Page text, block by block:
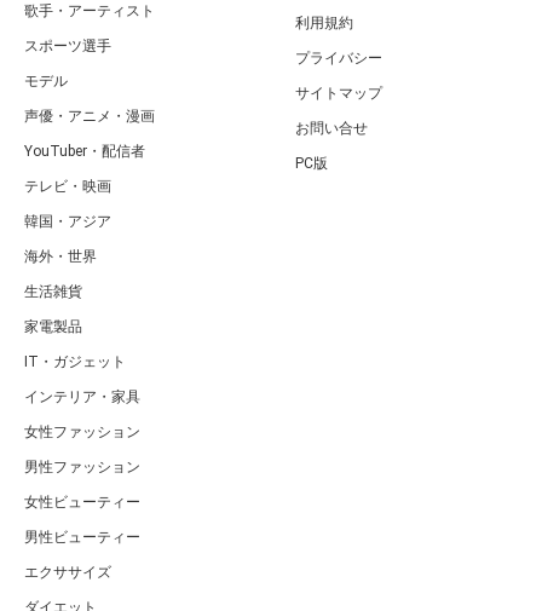
歌手・アーティスト
スポーツ選手
モデル
声優・アニメ・漫画
YouTuber・配信者
テレビ・映画
韓国・アジア
海外・世界
生活雑貨
家電製品
IT・ガジェット
インテリア・家具
女性ファッション
男性ファッション
女性ビューティー
男性ビューティー
エクササイズ
ダイエット
利用規約
プライバシー
サイトマップ
お問い合せ
PC版